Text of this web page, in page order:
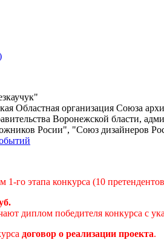
Областная организация Союза
Воронежской бласти,
Росии", "Союз дизайнеров
го этапа конкурса (10
диплом победителя конкурса с
договор о реализации проекта.